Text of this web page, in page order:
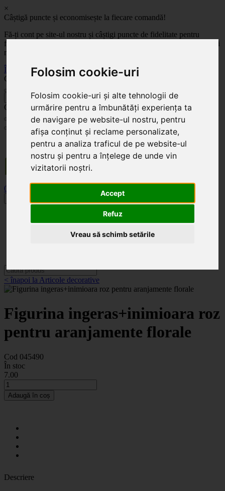
Folosim cookie-uri
Folosim cookie-uri și alte tehnologii de
urmărire pentru a îmbunătăți experiența ta
de navigare pe website-ul nostru, pentru
afișa conținut și reclame personalizate,
pentru a analiza traficul de pe website-ul
nostru și pentru a înțelege de unde vin
vizitatorii noștri.
Accept
Refuz
Vreau să schimb setările
×
Câștigă puncte și economisește la fiecare comandă!
Fă-ți cont pe site-ul nostru și câștigi puncte de fidelitate pentru
fiecare comandă! Cu cât comanzi mai mult, cu atât economisești mai
mult!
Înregistrează-te acum
Celoplast
Celoplast
Transportul este GRATUIT pentru comenzile mai mari de 350 Lei. Comanda minimă în
valoare de 100 Lei. Expediere în 1 - 2 zile lucrătoare.
0
Categorii
< înapoi la Articole decorative
Figurina ingeras+inimioara roz
pentru aranjamente florale
Cod 045490
În stoc
7.00
Adaugă în coș
Descriere